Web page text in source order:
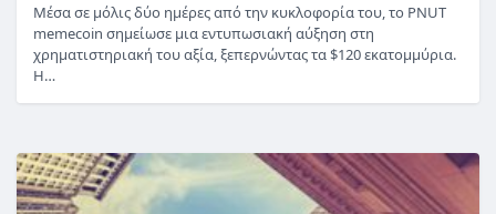
Μέσα σε μόλις δύο ημέρες από την κυκλοφορία του, το PNUT
memecoin σημείωσε μια εντυπωσιακή αύξηση στη
χρηματιστηριακή του αξία, ξεπερνώντας τα $120 εκατομμύρια.
Η…